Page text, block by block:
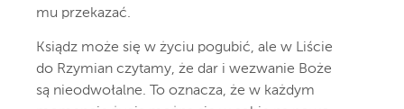
mu przekazać.
Ksiądz może się w życiu pogubić, ale w Liście
do Rzymian czytamy, że dar i wezwanie Boże
są nieodwołalne. To oznacza, że w każdym